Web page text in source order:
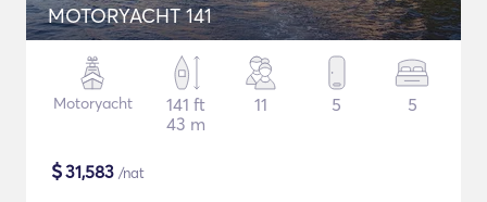
MOTORYACHT 141
Motoryacht
141 ft
43 m
11 5 5
$31,583 /nat